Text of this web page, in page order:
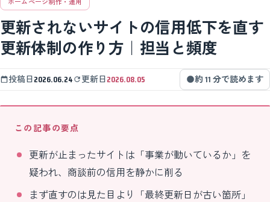
ホームページ制作・運用
更新されないサイトの信用低下を直す
更新体制の作り方｜担当と頻度
投稿日2026.06.24 更新日2026.08.05 約 11 分で読めます
この記事の要点
更新が止まったサイトは「事業が動いているか」を
疑われ、商談前の信用を静かに削る
まず直すのは見た目より「最終更新日が古い箇所」